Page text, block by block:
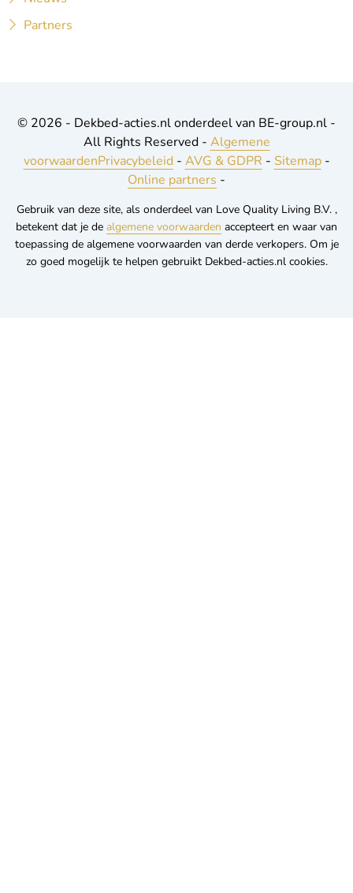
Partners
© 2026 - Dekbed-acties.nl onderdeel van BE-group.nl -
All Rights Reserved - Algemene
voorwaardenPrivacybeleid- AVG & GDPR - Sitemap-
Online partners -
Gebruik van deze site, als onderdeel van Love Quality Living B.V. ,
betekent dat je de algemene voorwaarden accepteert en waar van
toepassing de algemene voorwaarden van derde verkopers. Om je
zo goed mogelijk te helpen gebruikt Dekbed-acties.nl cookies.